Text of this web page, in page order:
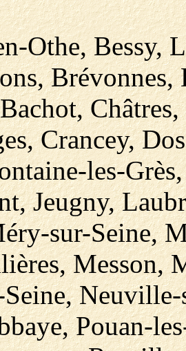
Othe, Bessy,
Brévonnes,
Crancey,
les-
Jeugny,
sur-Seine,
Messon,
Neuville-
Pouan-